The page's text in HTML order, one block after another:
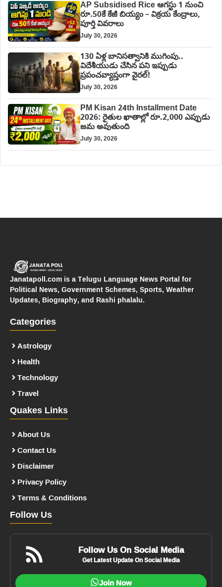
AP Subsidised Rice ఆగస్టు 1 నుంచి
రూ.50కే కేజీ బియ్యం – విక్రయ కేంద్రాలు,
పూర్తి వివరాలు
July 30, 2026
130 ఏళ్ల బానిసత్వానికి ముగింపు..
విదేశీయుడు చేసిన పని ఇప్పుడు
ప్రపంచవ్యాప్తంగా వైరల్!
July 30, 2026
PM Kisan 24th Installment Date
2026: రైతుల ఖాతాల్లో రూ.2,000 ఎప్పుడు
జమ అవుతుంది
July 30, 2026
Janatapoll.com is a Telugu Language News Portal for
Political News, Government Schemes, Sports, Weather
Updates, Biography, and Rashi phalalu.
Categories
Astrology
Health
Technology
Travel
Quakes Links
About Us
Contact Us
Disclaimer
Privacy Policy
Terms & Conditions
Follow Us
Follow Us On Social Media
Get Latest Update On Social Media
Join Now